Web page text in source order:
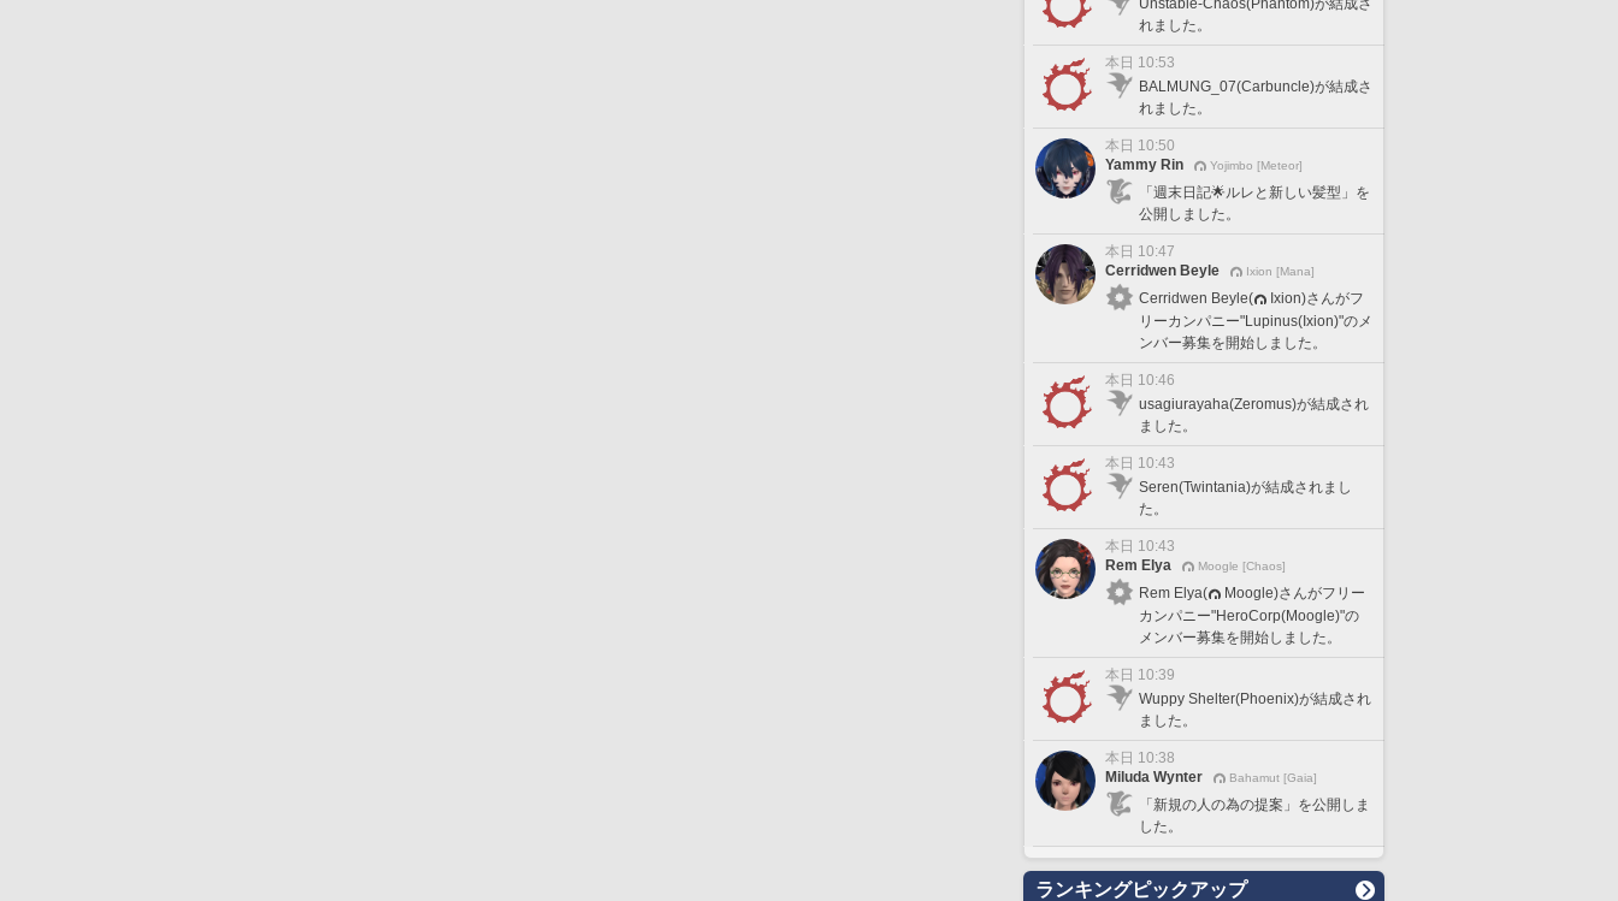
Unstable-Chaos(Phantom)が結成さ
れました。
本日 10:53
BALMUNG_07(Carbuncle)が結成さ
れました。
本日 10:50
Yammy Rin
Yojimbo [Meteor]
「週末日記🌟ルレと新しい髪型」を
公開しました。
本日 10:47
Cerridwen Beyle
Ixion [Mana]
Cerridwen Beyle(
Ixion)さんがフ
リーカンパニー"Lupinus(Ixion)"のメ
ンバー募集を開始しました。
本日 10:46
usagiurayaha(Zeromus)が結成され
ました。
本日 10:43
Seren(Twintania)が結成されまし
た。
本日 10:43
Rem Elya
Moogle [Chaos]
Rem Elya(
Moogle)さんがフリー
カンパニー"HeroCorp(Moogle)"の
メンバー募集を開始しました。
本日 10:39
Wuppy Shelter(Phoenix)が結成され
ました。
本日 10:38
Miluda Wynter
Bahamut [Gaia]
「新規の人の為の提案」を公開しま
した。
ランキングピックアップ